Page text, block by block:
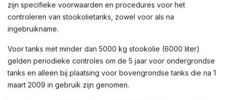
zijn specifieke voorwaarden en procedures voor het
controleren van stookolietanks, zowel voor als na
ingebruikname.
Voor tanks met minder dan 5000 kg stookolie (6000 liter)
gelden periodieke controles om de 5 jaar voor ondergrondse
tanks en alleen bij plaatsing voor bovengrondse tanks die na 1
maart 2009 in gebruik zijn genomen.